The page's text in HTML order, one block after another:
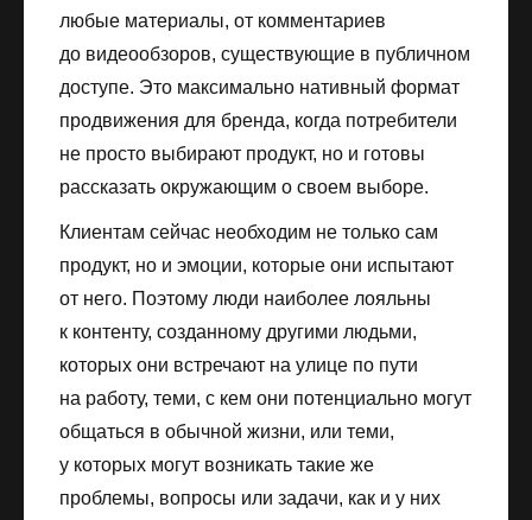
любые материалы, от комментариев
до видеообзоров, существующие в публичном
доступе. Это максимально нативный формат
продвижения для бренда, когда потребители
не просто выбирают продукт, но и готовы
рассказать окружающим о своем выборе.
Клиентам сейчас необходим не только сам
продукт, но и эмоции, которые они испытают
от него. Поэтому люди наиболее лояльны
к контенту, созданному другими людьми,
которых они встречают на улице по пути
на работу, теми, с кем они потенциально могут
общаться в обычной жизни, или теми,
у которых могут возникать такие же
проблемы, вопросы или задачи, как и у них